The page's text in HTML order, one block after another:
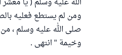
ومن لم يستطع فعليه
صلى الله عليه وسلم ،
وخيمة " انتهى .